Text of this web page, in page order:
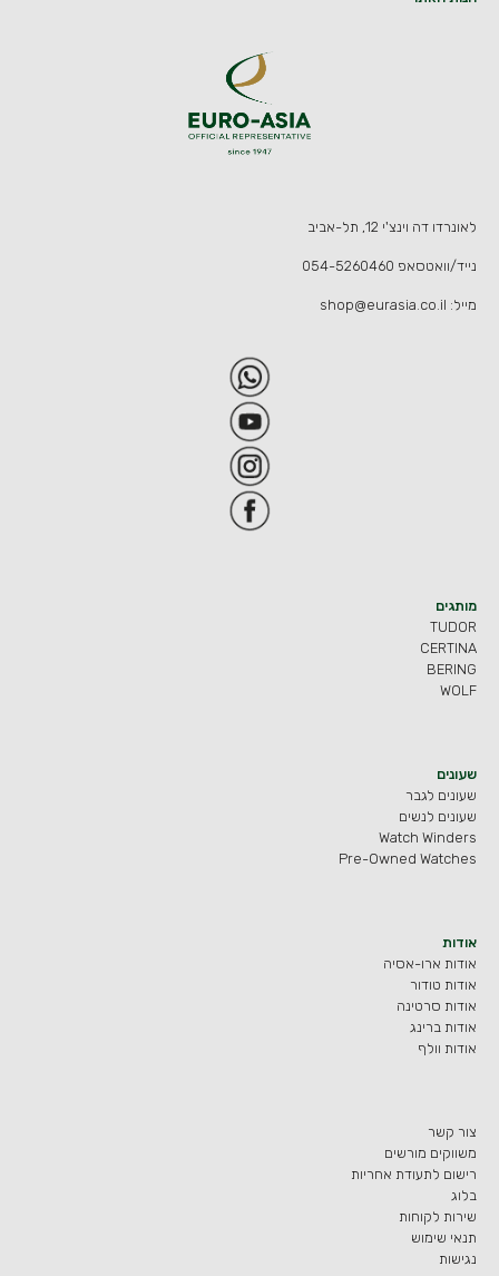
לאונרדו דה וינצ'י 12, תל-אביב
נייד/וואטסאפ 054-5260460
מייל: shop@eurasia.co.il
מותגים
TUDOR
CERTINA
BERING
WOLF
שעונים
שעונים לגבר
שעונים לנשים
Watch Winders
Pre-Owned Watches
אודות
אודות ארו-אסיה
אודות טודור
אודות סרטינה
אודות ברינג
אודות וולף
צור קשר
משווקים מורשים
רישום לתעודת אחריות
בלוג
שירות לקוחות
תנאי שימוש
נגישות